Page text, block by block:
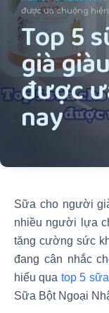
u
n
g
được ưa chuộng
Top 5
già
được
nay
Sữa cho người
nhiều người lựa
tăng cường sức
đang cân nhắc
hiểu qua top 5
Sữa Bột Ngoại